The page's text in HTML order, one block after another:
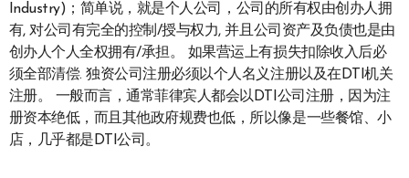
Industry)；简单说，就是个人公司，公司的所有权由创办人拥
有, 对公司有完全的控制/授与权力, 并且公司资产及负债也是由
创办人个人全权拥有/承担。 如果营运上有损失扣除收入后必
须全部清偿. 独资公司注册必须以个人名义注册以及在DTI机关
注册。 一般而言，通常菲律宾人都会以DTI公司注册，因为注
册资本绝低，而且其他政府规费也低，所以像是一些餐馆、小
店，几乎都是DTI公司。